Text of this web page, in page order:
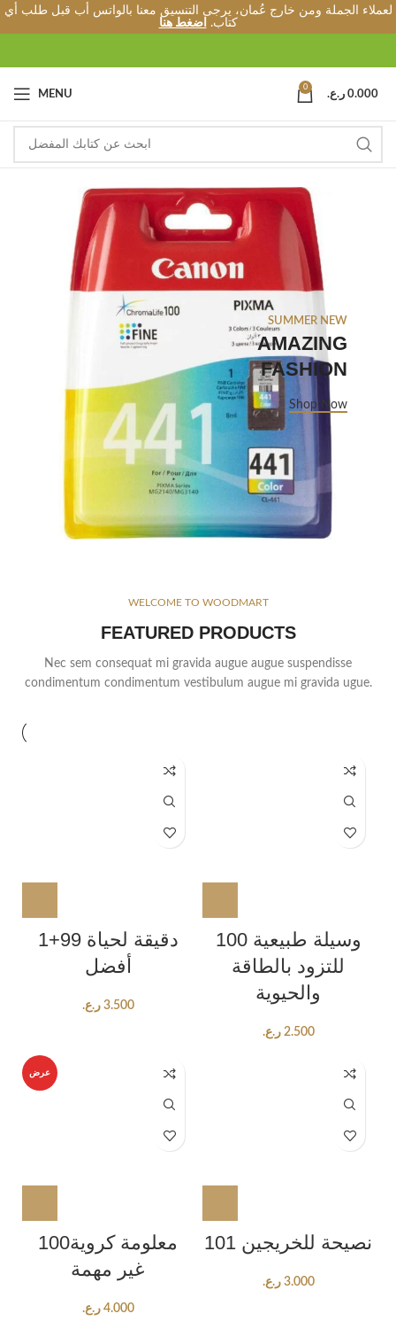
لعملاء الجملة ومن خارج عُمان، يرجى التنسيق معنا بالواتس أب قبل طلب أي
كتاب.
اضغط هنا
MENU
0
0.000 ر.ع.
SUMMER NEW
AMAZING
FASHION
Shop Now
WELCOME TO WOODMART
FEATURED PRODUCTS
Nec sem consequat mi gravida augue augue suspendisse
condimentum condimentum vestibulum augue mi gravida ugue.
1+99 دقيقة لحياة
أفضل
3.500 ر.ع.
100 وسيلة طبيعية
للتزود بالطاقة
والحيوية
2.500 ر.ع.
عرض
100معلومة كروية
غير مهمة
4.000 ر.ع.
101 نصيحة للخريجين
3.000 ر.ع.